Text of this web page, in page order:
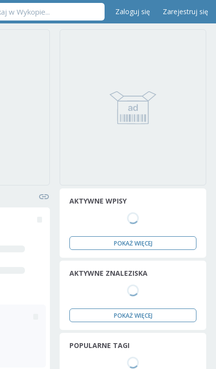
Zaloguj się Zarejestruj się
AKTYWNE WPISY
POKAŻ WIĘCEJ
AKTYWNE ZNALEZISKA
POKAŻ WIĘCEJ
POPULARNE TAGI